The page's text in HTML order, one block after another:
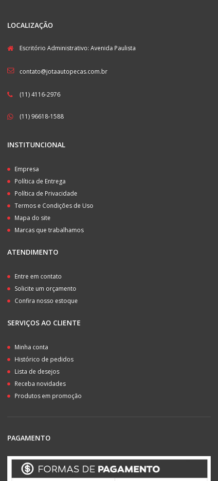
LOCALIZAÇÃO
Escritório Administrativo: Avenida Paulista
contato@jotaautopecas.com.br
(11) 4116-2976
(11) 96618-1588
INSTITUNCIONAL
Empresa
Política de Entrega
Política de Privacidade
Termos e Condições de Uso
Mapa do site
Marcas que trabalhamos
ATENDIMENTO
Entre em contato
Solicite um orçamento
Confira nosso estoque
SERVIÇOS AO CLIENTE
Minha conta
Histórico de pedidos
Lista de desejos
Receba novidades
Produtos em promoção
PAGAMENTO